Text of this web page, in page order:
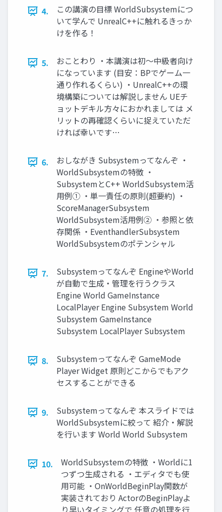
4.
この講演の目標 WorldSubsystemにつ
いて学んで UnrealC++に触れるきっか
けを作る！
5.
おことわり ・本講演は初～中級者向け
になっています (目安：BPでゲーム一
通り作れるくらい) ・UnrealC++の環
境構築については解説しません UEチ
ョットデキル方々におかれましては メ
リットの再確認くらいに捉えていただ
ければ幸いです…
6.
おしながき Subsystemってなんぞ ・
WorldSubsystemの特徴 ・
SubsystemとC++ WorldSubsystem活
用例① ・単一責任の原則(超要約) ・
ScoreManagerSubsystem
WorldSubsystem活用例② ・参照と依
存関係 ・EventhandlerSubsystem
WorldSubsystemのポテンシャル
7.
Subsystemってなんぞ EngineやWorld
が自動で生成・管理を行うクラス
Engine World GameInstance
LocalPlayer Engine Subsystem World
Subsystem GameInstance
Subsystem LocalPlayer Subsystem
8.
Subsystemってなんぞ GameMode
Player Widget 原則どこからでもアク
セスすることができる
9.
Subsystemってなんぞ 本スライドでは
WorldSubsystemに絞って 紹介・解説
を行います World World Subsystem
10.
WorldSubsystemの特徴 ・Worldに1
つずつ生成される ・エディタでも使
用可能 ・OnWorldBeginPlay関数が
実装されており ActorのBeginPlayよ